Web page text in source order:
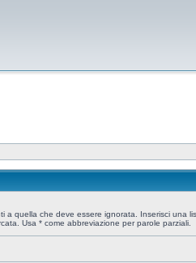
a quella che deve essere ignorata. Inserisci una
Usa * come abbreviazione per parole parziali.